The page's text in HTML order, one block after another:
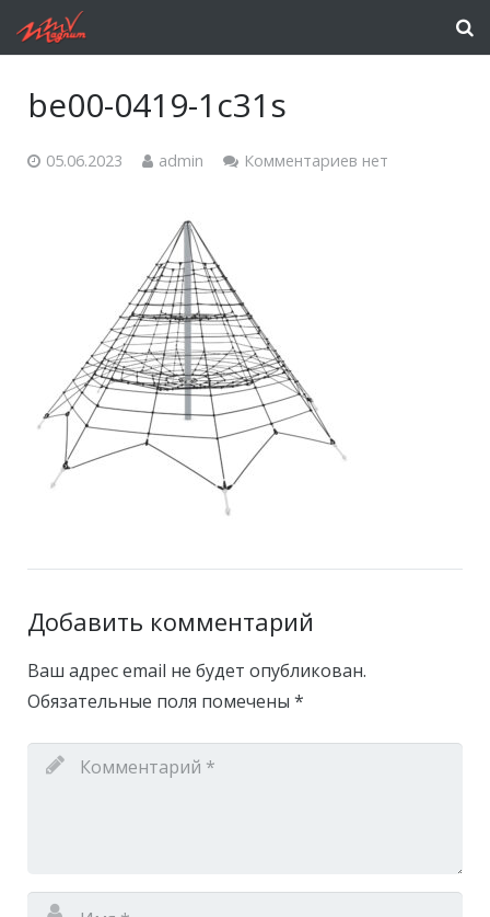
be00-0419-1c31s
05.06.2023 admin Комментариев нет
Добавить комментарий
Ваш адрес email не будет опубликован.
Обязательные поля помечены *